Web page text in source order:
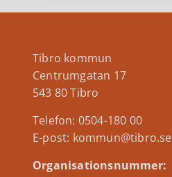
Tibro kommun
Centrumgatan 17
543 80 Tibro
Telefon: 0504-180 00
E-post: kommun@tibro.se
Organisationsnummer: